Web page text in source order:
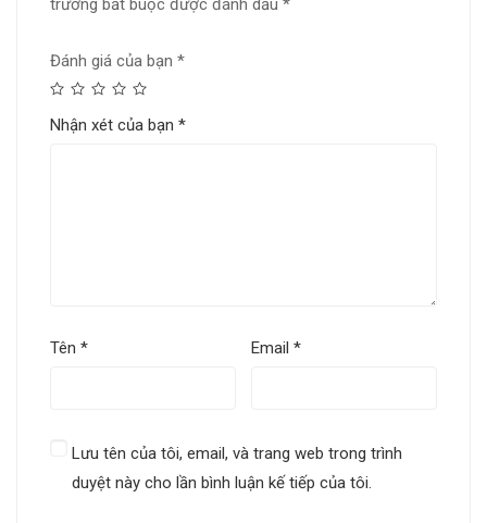
trường bắt buộc được đánh dấu *
Đánh giá của bạn *
Nhận xét của bạn *
Tên * Email*
Lưu tên của tôi, email, và trang web trong trình
duyệt này cho lần bình luận kế tiếp của tôi.